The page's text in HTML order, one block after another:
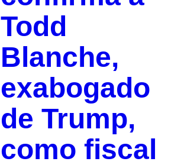
Todd
Blanche,
exabogado
de Trump,
como fiscal